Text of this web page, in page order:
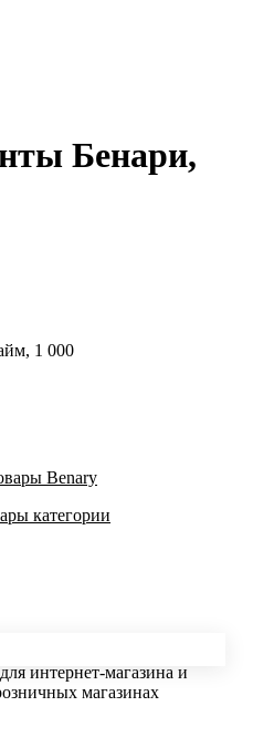
Бенари,
1 000
Benary
категории
интернет-магазина и
магазинах